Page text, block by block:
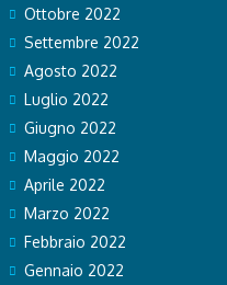
Ottobre 2022
Settembre 2022
Agosto 2022
Luglio 2022
Giugno 2022
Maggio 2022
Aprile 2022
Marzo 2022
Febbraio 2022
Gennaio 2022